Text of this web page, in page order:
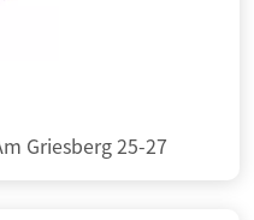
Griesberg 25-27